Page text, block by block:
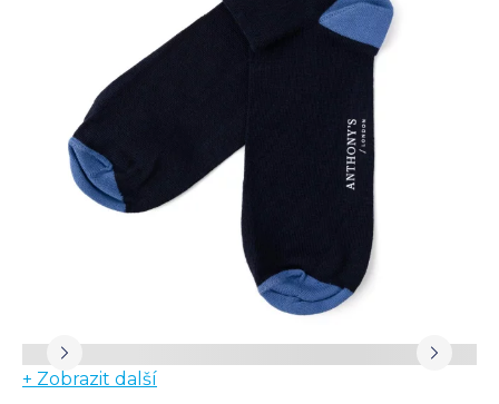
+ Zobrazit další